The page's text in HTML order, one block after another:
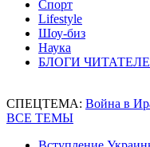
Спорт
Lifestyle
Шоу-биз
Наука
БЛОГИ
СПЕЦТЕМА: Война в
ВСЕ ТЕМЫ